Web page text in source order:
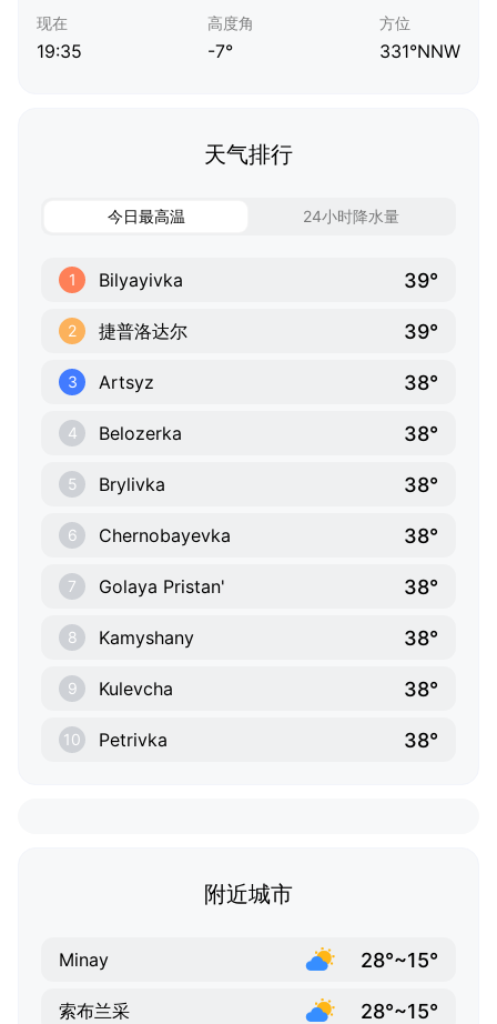
现在
19:35
高度角
-7°
方位
331°NNW
天气排行
今日最高温 24小时降水量
1 Bilyayivka 39°
2 捷普洛达尔 39°
3 Artsyz 38°
4 Belozerka 38°
5 Brylivka 38°
6 Chernobayevka 38°
7 Golaya Pristan' 38°
8 Kamyshany 38°
9 Kulevcha 38°
10 Petrivka 38°
附近城市
Minay 28°~15°
索布兰采 28°~15°